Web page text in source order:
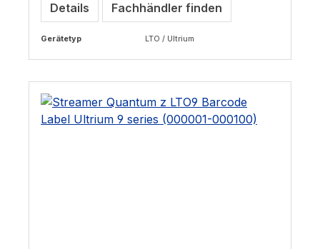
Details Fachhändler finden
Gerätetyp LTO / Ultrium